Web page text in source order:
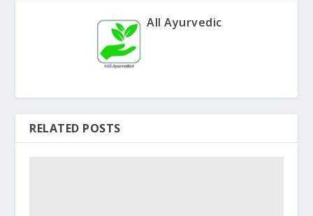
All Ayurvedic
RELATED POSTS